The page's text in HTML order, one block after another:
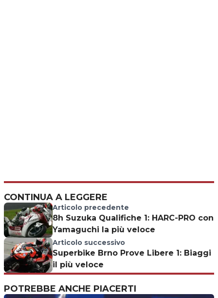
CONTINUA A LEGGERE
Articolo precedente
8h Suzuka Qualifiche 1: HARC-PRO con
Yamaguchi la più veloce
Articolo successivo
Superbike Brno Prove Libere 1: Biaggi
il più veloce
POTREBBE ANCHE PIACERTI